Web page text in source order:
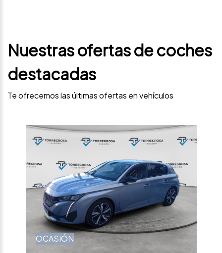
Nuestras ofertas de coches
destacadas
Te ofrecemos las últimas ofertas en vehículos
OCASIÓN